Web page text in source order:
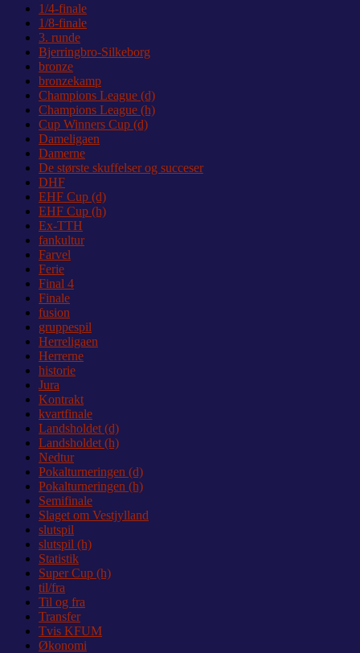
1/4-finale
1/8-finale
3. runde
Bjerringbro-Silkeborg
bronze
bronzekamp
Champions League (d)
Champions League (h)
Cup Winners Cup (d)
Dameligaen
Damerne
De største skuffelser og succeser
DHF
EHF Cup (d)
EHF Cup (h)
Ex-TTH
fankultur
Farvel
Ferie
Final 4
Finale
fusion
gruppespil
Herreligaen
Herrerne
historie
Jura
Kontrakt
kvartfinale
Landsholdet (d)
Landsholdet (h)
Nedtur
Pokalturneringen (d)
Pokalturneringen (h)
Semifinale
Slaget om Vestjylland
slutspil
slutspil (h)
Statistik
Super Cup (h)
til/fra
Til og fra
Transfer
Tvis KFUM
Økonomi